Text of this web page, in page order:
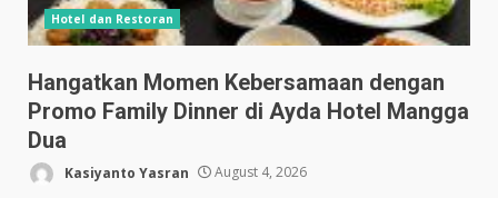
Hotel dan Restoran
Hangatkan Momen Kebersamaan dengan
Promo Family Dinner di Ayda Hotel Mangga
Dua
Kasiyanto Yasran August 4, 2026